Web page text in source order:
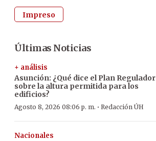
Impreso
Últimas Noticias
+ análisis
Asunción: ¿Qué dice el Plan Regulador
sobre la altura permitida para los
edificios?
Agosto 8, 2026 08:06 p. m. · Redacción ÚH
Nacionales